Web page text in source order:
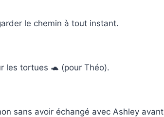
le chemin à tout instant.
les tortues 🐢 (pour Théo).
sans avoir échangé avec Ashley avant